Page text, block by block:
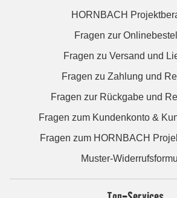
HORNBACH
Fragen zur
Fragen zu Versand und
Fragen zu Zahlung und
Fragen zur Rückgabe und
Fragen zum Kundenkonto &
Fragen zum HORNBACH
Muster-